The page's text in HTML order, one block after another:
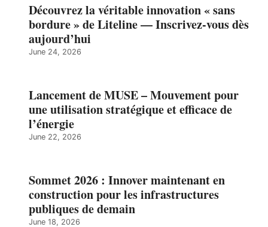
Découvrez la véritable innovation « sans
bordure » de Liteline — Inscrivez-vous dès
aujourd’hui
June 24, 2026
Lancement de MUSE – Mouvement pour
une utilisation stratégique et efficace de
l’énergie
June 22, 2026
Sommet 2026 : Innover maintenant en
construction pour les infrastructures
publiques de demain
June 18, 2026